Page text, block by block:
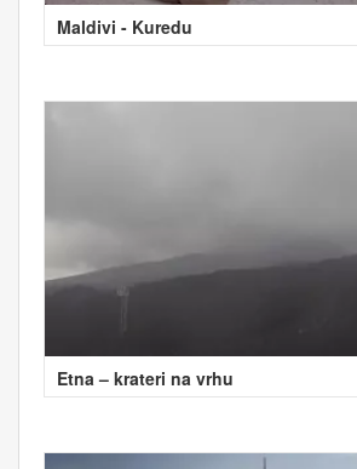
Maldivi - Kuredu
Etna – krateri na vrhu